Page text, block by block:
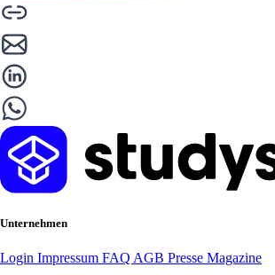
Unternehmen
Login Impressum FAQ AGB Presse Magazine